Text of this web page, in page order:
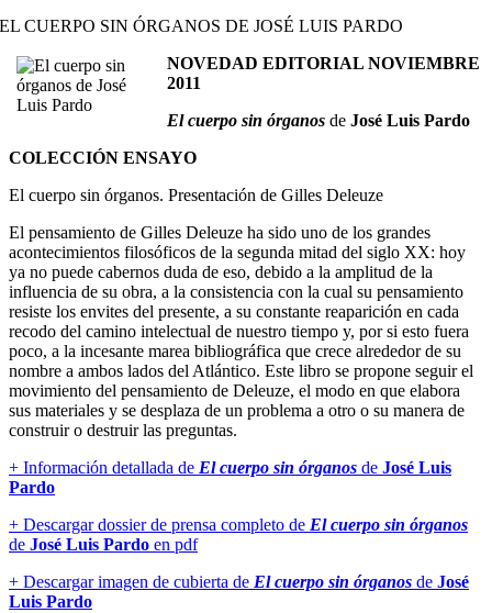
EL CUERPO SIN ÓRGANOS DE JOSÉ LUIS PARDO
NOVEDAD EDITORIAL NOVIEMBRE
2011
El cuerpo sin órganos de José Luis Pardo
COLECCIÓN ENSAYO
El cuerpo sin órganos. Presentación de Gilles Deleuze
El pensamiento de Gilles Deleuze ha sido uno de los grandes
acontecimientos filosóficos de la segunda mitad del siglo XX: hoy
ya no puede cabernos duda de eso, debido a la amplitud de la
influencia de su obra, a la consistencia con la cual su pensamiento
resiste los envites del presente, a su constante reaparición en cada
recodo del camino intelectual de nuestro tiempo y, por si esto fuera
poco, a la incesante marea bibliográfica que crece alrededor de su
nombre a ambos lados del Atlántico. Este libro se propone seguir el
movimiento del pensamiento de Deleuze, el modo en que elabora
sus materiales y se desplaza de un problema a otro o su manera de
construir o destruir las preguntas.
+ Información detallada de El cuerpo sin órganos de José Luis
Pardo
+ Descargar dossier de prensa completo de El cuerpo sin órganos
de José Luis Pardo en pdf
+ Descargar imagen de cubierta de El cuerpo sin órganos de José
Luis Pardo